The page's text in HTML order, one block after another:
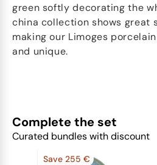
green softly decorating the
china collection shows great
making our Limoges
and unique.
Complete the set
Curated bundles with discount
Save 255 €